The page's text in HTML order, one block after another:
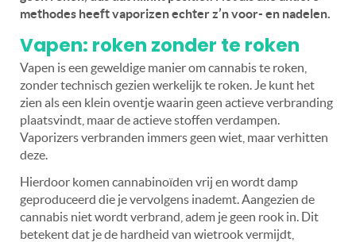
methodes heeft vaporizen echter z’n voor- en nadelen.
Vapen: roken zonder te roken
Vapen is een geweldige manier om cannabis te roken,
zonder technisch gezien werkelijk te roken. Je kunt het
zien als een klein oventje waarin geen actieve verbranding
plaatsvindt, maar de actieve stoffen verdampen.
Vaporizers verbranden immers geen wiet, maar verhitten
deze.
Hierdoor komen cannabinoïden vrij en wordt damp
geproduceerd die je vervolgens inademt. Aangezien de
cannabis niet wordt verbrand, adem je geen rook in. Dit
betekent dat je de hardheid van wietrook vermijdt,